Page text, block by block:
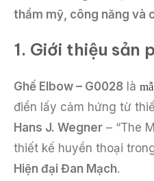
thẩm mỹ, công năng và
1. Giới thiệu sản
Ghế Elbow – G0028 là
điển lấy cảm hứng từ
Hans J. Wegner – “The
thiết kế huyền thoại
Hiện đại Đan Mạch.